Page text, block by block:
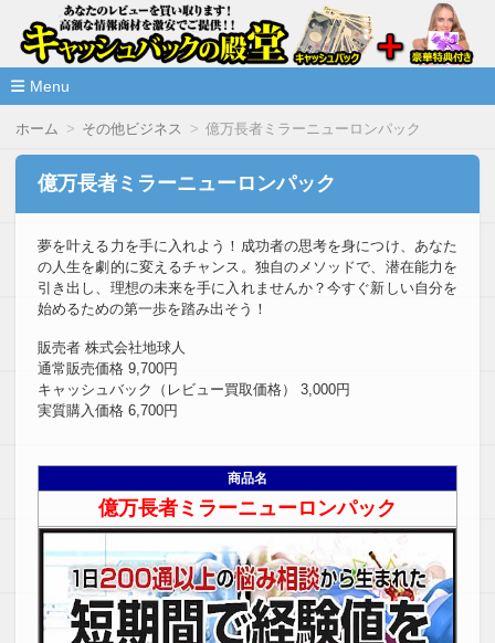
情報商材激安サイト・キャッシ
ュバックの殿堂
高額な情報商材をレビューを買い取ることで激安で購入できま
Menu
ホーム その他ビジネス 億万長者ミラーニューロンパック
億万長者ミラーニューロンパック
夢を叶える力を手に入れよう！成功者の思考を身につけ、あなた
の人生を劇的に変えるチャンス。独自のメソッドで、潜在能力を
引き出し、理想の未来を手に入れませんか？今すぐ新しい自分を
始めるための第一歩を踏み出そう！
販売者 株式会社地球人
通常販売価格 9,700円
キャッシュバック（レビュー買取価格） 3,000円
実質購入価格 6,700円
商品名
億万長者ミラーニューロンパック